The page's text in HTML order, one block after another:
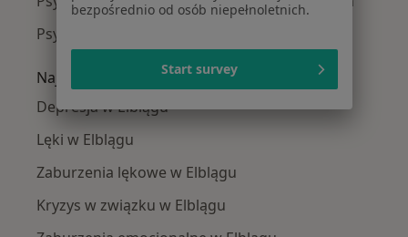
Psychoterapeuci w
Najczęście leczone choroby
Depresja w Elblągu
Lęki w Elblągu
Zaburzenia lękowe w Elblągu
Kryzys w związku w Elblągu
bezpośrednio od osób niepełnoletnich.
Start survey